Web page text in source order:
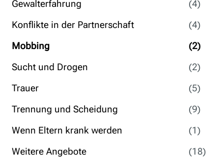
Gewalterfahrung
(4)
Konflikte in der Partnerschaft
(4)
Mobbing
(2)
Sucht und Drogen
(2)
Trauer
(5)
Trennung und Scheidung
(9)
Wenn Eltern krank werden
(1)
Weitere Angebote
(18)